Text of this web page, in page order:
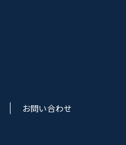
お問い合わせ